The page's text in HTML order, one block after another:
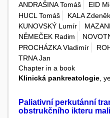
ANDRAŠINA Tomáš EID
HUCL Tomáš
KALA Zdeněk
KUNOVSKÝ Lumír
NĚMEČEK Radim
PROCHÁZKA Vladimír
TRNA Jan
Chapter in a book
Klinická pankreatologie ,
Paliativní perkutánní
obstrukčního ikteru